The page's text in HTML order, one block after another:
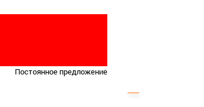
Постоянное предложение